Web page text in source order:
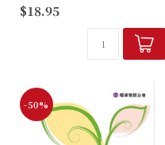
的生平排列； 文风清新、凝
炼，平易、轻快，非常适合牧
者、传道引用。 这是一本出
$18.95
-50%